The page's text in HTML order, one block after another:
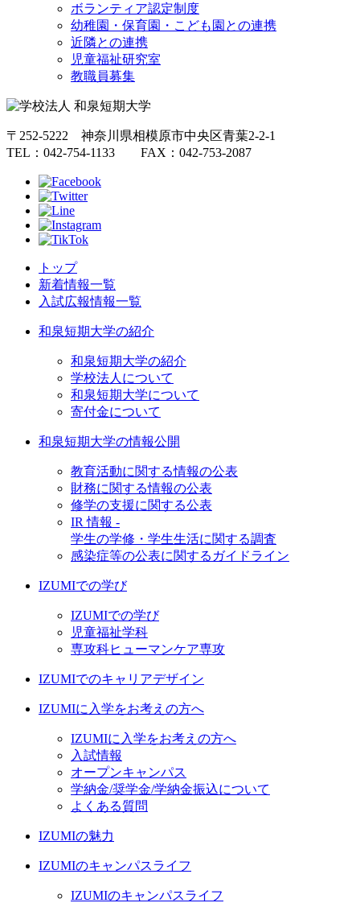
ボランティア認定制度
幼稚園・保育園・こども園との連携
近隣との連携
児童福祉研究室
教職員募集
〒252-5222 神奈川県相模原市中央区青葉2-2-1
TEL：042-754-1133 FAX：042-753-2087
トップ
新着情報一覧
入試広報情報一覧
和泉短期大学の紹介
和泉短期大学の紹介
学校法人について
和泉短期大学について
寄付金について
和泉短期大学の情報公開
教育活動に関する情報の公表
財務に関する情報の公表
修学の支援に関する公表
IR 情報 -
学生の学修・学生生活に関する調査
感染症等の公表に関するガイドライン
IZUMIでの学び
IZUMIでの学び
児童福祉学科
専攻科ヒューマンケア専攻
IZUMIでのキャリアデザイン
IZUMIに入学をお考えの方へ
IZUMIに入学をお考えの方へ
入試情報
オープンキャンパス
学納金/奨学金/学納金振込について
よくある質問
IZUMIの魅力
IZUMIのキャンパスライフ
IZUMIのキャンパスライフ